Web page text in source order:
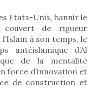
Etats-Unis, bannir le
couvert de rigueur
à son temps, le
antéislamique d’Al
de la mentalité
force d’innovation et
de construction et